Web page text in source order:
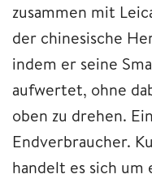
zusammen mit
der chinesische
indem er seine
aufwertet, ohne
oben zu drehen.
Endverbraucher.
handelt es sich um